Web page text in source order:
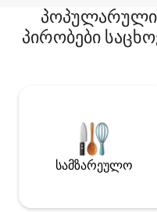
პირობები
სამზარეულო